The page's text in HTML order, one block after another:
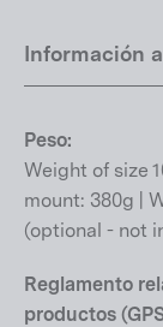
Información
Peso:
Weight of size
mount: 380g |
(optional - not
Reglamento
productos